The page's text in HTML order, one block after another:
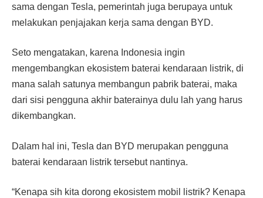
sama dengan Tesla, pemerintah juga berupaya untuk
melakukan penjajakan kerja sama dengan BYD.
Seto mengatakan, karena Indonesia ingin
mengembangkan ekosistem baterai kendaraan listrik, di
mana salah satunya membangun pabrik baterai, maka
dari sisi pengguna akhir baterainya dulu lah yang harus
dikembangkan.
Dalam hal ini, Tesla dan BYD merupakan pengguna
baterai kendaraan listrik tersebut nantinya.
“Kenapa sih kita dorong ekosistem mobil listrik? Kenapa